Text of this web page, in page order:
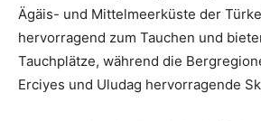
Ägäis- und Mittelmeerküste der
hervorragend zum Tauchen und
Tauchplätze, während die
Erciyes und Uludag hervorragende